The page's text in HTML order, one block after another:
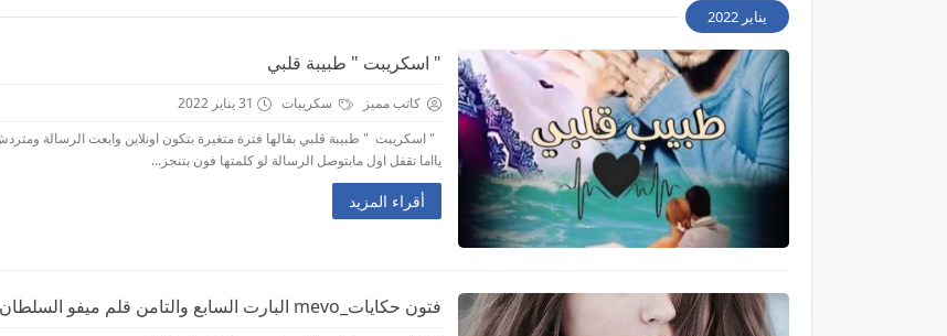
يناير 2022
" اسكريبت " طبيبة قلبي
كاتب مميز سكريبات
31 يناير 2022
" اسكريبت " طبيبة قلبي بقالها فترة متغيرة بتكون اونلاين وابعت الرسالة
يااما تقفل اول مابتوصل الرسالة لو كلمتها فون بتنجز...
أقراء المزيد
فتون حكايات_mevo البارت السابع والتامن قلم ميفو السلطان